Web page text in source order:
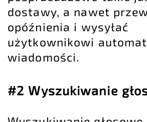
dostawy, a nawet
opóźnienia i wysyłać
użytkownikowi
wiadomości.
#2 Wyszukiwanie